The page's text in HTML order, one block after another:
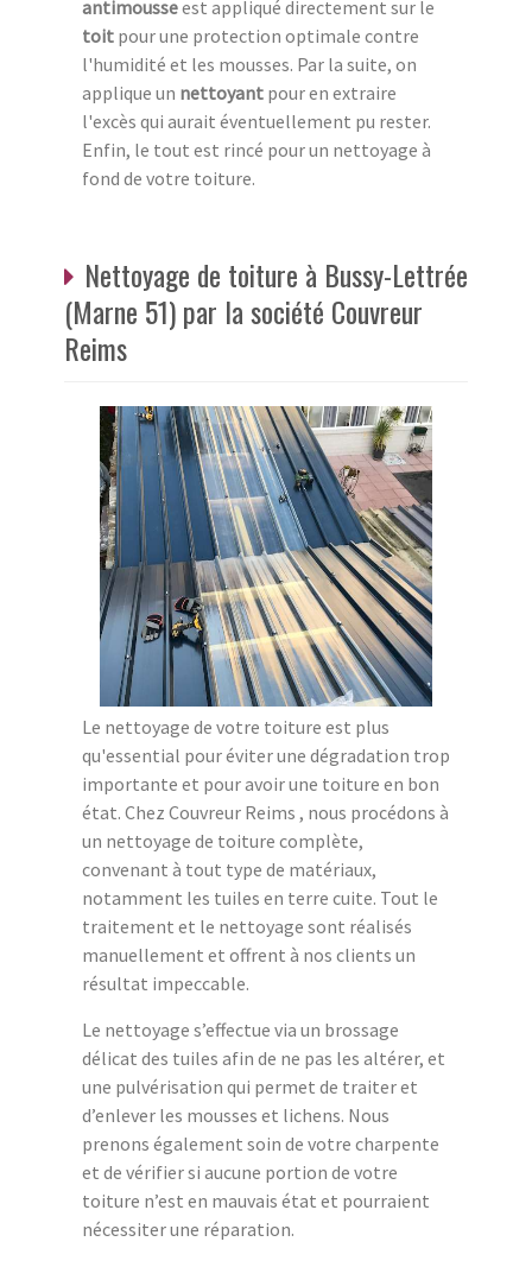
antimousseest appliqué directement sur le
toit pour une protection optimale contre
l'humidité et les mousses. Par la suite, on
applique un nettoyant pour en extraire
l'excès qui aurait éventuellement pu rester.
Enfin, le tout est rincé pour un nettoyage à
fond de votre toiture.
Nettoyage de toiture à Bussy-Lettrée
(Marne 51) par la société Couvreur
Reims
Le nettoyage de votre toiture est plus
qu'essential pour éviter une dégradation trop
importante et pour avoir une toiture en bon
état. Chez Couvreur Reims , nous procédons à
un nettoyage de toiture complète,
convenant à tout type de matériaux,
notamment les tuiles en terre cuite. Tout le
traitement et le nettoyage sont réalisés
manuellement et offrent à nos clients un
résultat impeccable.
Le nettoyage s’effectue via un brossage
délicat des tuiles afin de ne pas les altérer, et
une pulvérisation qui permet de traiter et
d’enlever les mousses et lichens. Nous
prenons également soin de votre charpente
et de vérifier si aucune portion de votre
toiture n’est en mauvais état et pourraient
nécessiter une réparation.